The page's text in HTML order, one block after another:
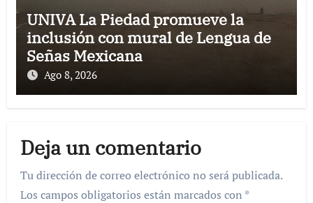
UNIVA La Piedad promueve la
inclusión con mural de Lengua de
Señas Mexicana
Ago 8, 2026
Deja un comentario
Tu dirección de correo electrónico no será publicada.
Los campos obligatorios están marcados con *